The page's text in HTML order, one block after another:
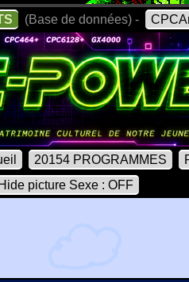
(Base de données) -
20154 PROGRAMMES
Hide picture Sexe : OFF